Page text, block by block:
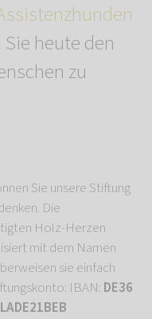
heute den
zu
Sie unsere Stiftung
Die
Holz-Herzen
mit dem Namen
sie einfach
IBAN: DE36